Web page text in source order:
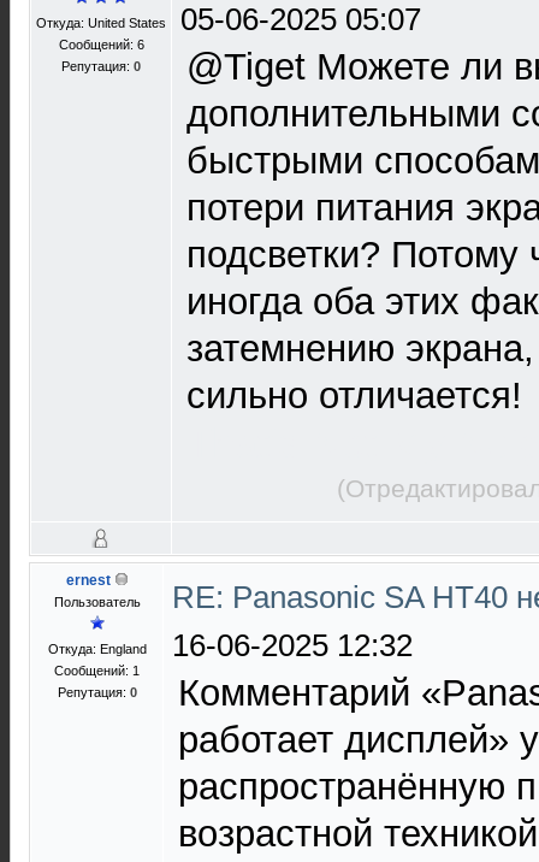
Откуда: United States
Сообщений: 6
Репутация: 0
05-06-2025 05:07
@Tiget Можете ли
дополнительными
быстрыми
потери питания
подсветки? Потому
иногда оба этих
затемнению
сильно отличается!
ernest
Пользователь
Откуда: England
Сообщений: 1
Репутация: 0
RE: Panasonic SA HT40
16-06-2025 12:32
Комментарий
работает дисплей»
распространённую
возрастной